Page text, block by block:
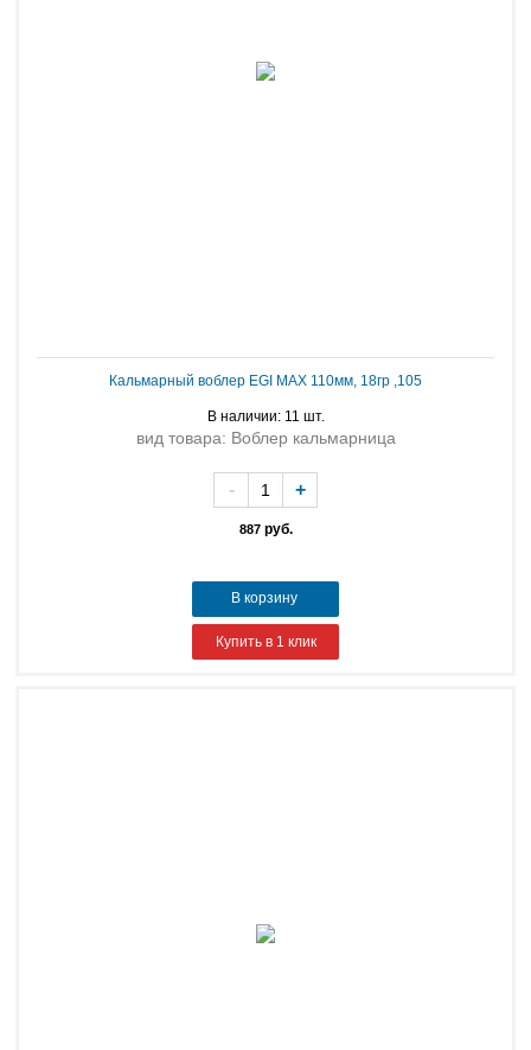
Кальмарный воблер EGI MAX 110мм, 18гр ,105
В наличии: 11 шт.
вид товара: Воблер кальмарница
887руб.
- +
В корзину
Купить в 1 клик